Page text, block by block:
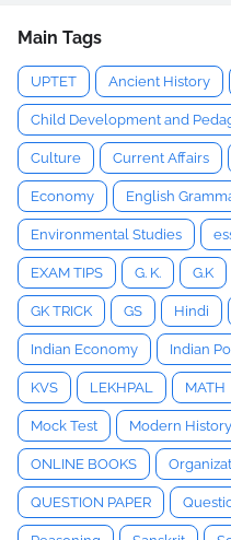
Main Tags
UPTET Ancient History
Child Development and
Culture Current Affairs
Economy English
Environmental Studies
EXAM TIPS G. K. G.K
GK TRICK GS Hindi
Indian Economy Indian
KVS LEKHPAL MATH
Mock Test Modern History
ONLINE BOOKS
QUESTION PAPER